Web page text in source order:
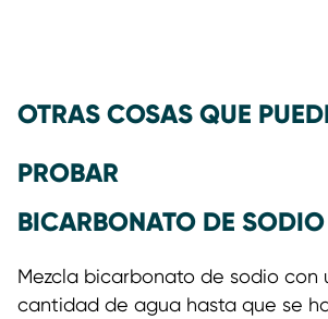
OTRAS COSAS QUE
PROBAR
BICARBONATO DE SODIO
Mezcla bicarbonato de sodio con
cantidad de agua hasta que se